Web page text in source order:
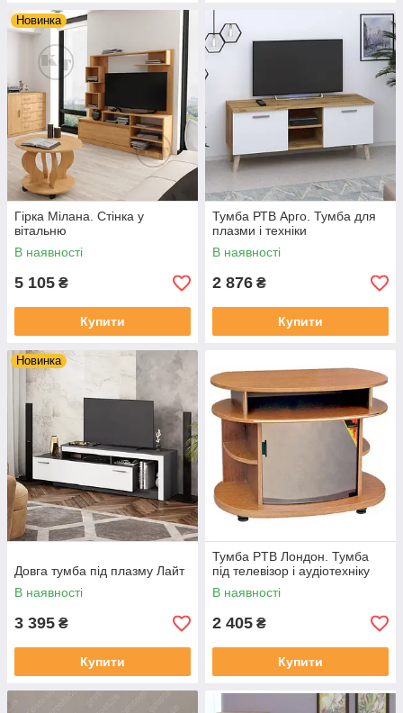
Новинка
Гірка Мілана. Стінка у
вітальню
В наявності
5 105 ₴
Купити
Тумба РТВ Арго. Тумба для
плазми і техніки
В наявності
2 876 ₴
Купити
Новинка
Довга тумба під плазму Лайт
В наявності
3 395 ₴
Купити
Тумба PTB Лондон. Тумба
під телевізор і аудіотехніку
В наявності
2 405 ₴
Купити